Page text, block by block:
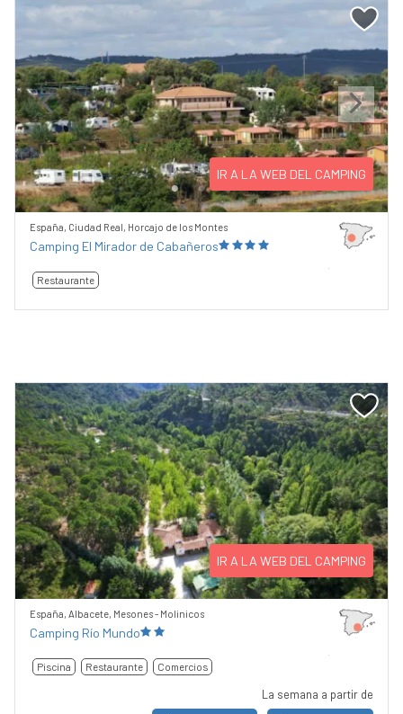
Previous Next
IR A LA WEB DEL CAMPING
España, Ciudad Real, Horcajo de los Montes
Camping El Mirador de Cabañeros
Restaurante
IR A LA WEB DEL CAMPING
España, Albacete, Mesones - Molinicos
Camping Río Mundo
Piscina Restaurante Comercios
La semana a partir de